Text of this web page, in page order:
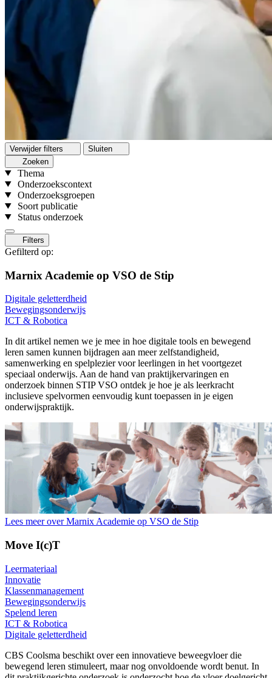
Verwijder filters
Sluiten
Zoeken
Thema
Onderzoekscontext
Onderzoeksgroepen
Soort publicatie
Status onderzoek
Filters
Gefilterd op:
Marnix Academie op VSO de Stip
Digitale geletterdheid
Bewegingsonderwijs
ICT & Robotica
In dit artikel nemen we je mee in hoe digitale tools en bewegend
leren samen kunnen bijdragen aan meer zelfstandigheid,
samenwerking en spelplezier voor leerlingen in het voortgezet
speciaal onderwijs. Aan de hand van praktijkervaringen en
onderzoek binnen STIP VSO ontdek je hoe je als leerkracht
inclusieve spelvormen eenvoudig kunt toepassen in je eigen
onderwijspraktijk.
Lees meer over Marnix Academie op VSO de Stip
Move I(c)T
Leermateriaal
Innovatie
Klassenmanagement
Bewegingsonderwijs
Spelend leren
ICT & Robotica
Digitale geletterdheid
CBS Coolsma beschikt over een innovatieve beweegvloer die
bewegend leren stimuleert, maar nog onvoldoende wordt benut. In